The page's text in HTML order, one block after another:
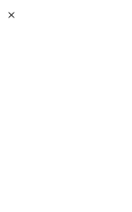
×